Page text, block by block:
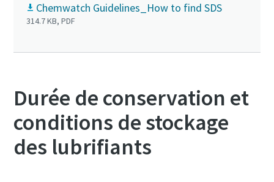
Chemwatch Guidelines_How to find SDS
314.7 KB, PDF
Durée de conservation et
conditions de stockage
des lubrifiants